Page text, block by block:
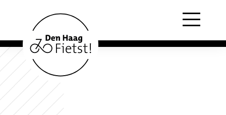
Menu